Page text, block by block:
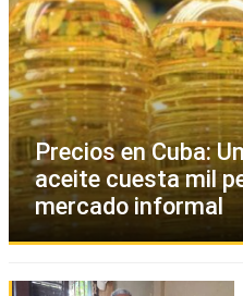
Precios en Cuba:
aceite cuesta mil
mercado informal